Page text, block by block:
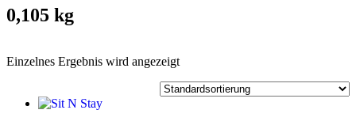
0,105 kg
Einzelnes Ergebnis wird angezeigt